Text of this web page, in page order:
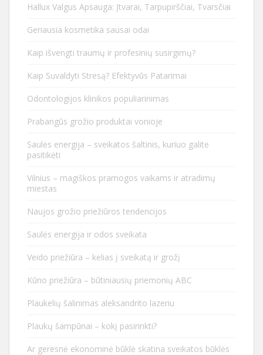
Hallux Valgus Apsauga: Įtvarai, Tarpupirščiai, Tvarsčiai
Geriausia kosmetika sausai odai
Kaip išvengti traumų ir profesinių susirgimų?
Kaip Suvaldyti Stresą? Efektyvūs Patarimai
Odontologijos klinikos populiarinimas
Prabangūs grožio produktai vonioje
Saulės energija – sveikatos šaltinis, kuriuo galite
pasitikėti
Vilnius – magiškos pramogos vaikams ir atradimų
miestas
Naujos grožio priežiūros tendencijos
Saulės energija ir odos sveikata
Veido priežiūra – kelias į sveikatą ir grožį
Kūno priežiūra – būtiniausių priemonių ABC
Plaukelių šalinimas aleksandrito lazeriu
Plaukų šampūnai – kokį pasirinkti?
Ar geresnė ekonominė būklė skatina sveikatos būklės